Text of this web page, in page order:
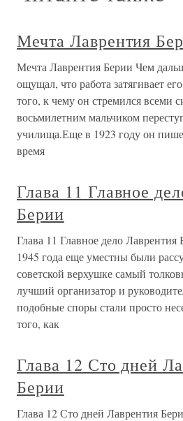
Мечта Лаврентия
Мечта Лаврентия Берии Чем
ощущал, что работа затягивает
того, к чему он стремился всеми
восьмилетним мальчиком
училища.Еще в 1923 году он
время
Глава 11 Главное
Берии
Глава 11 Главное дело Лаврентия
1945 года еще уместны были
советской верхушке самый
лучший организатор и
подобные споры стали просто
того, как
Глава 12 Сто дней
Берии
Глава 12 Сто дней Лаврентия